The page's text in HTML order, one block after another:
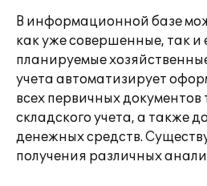
В информационной базе
как уже совершенные, так и
планируемые
учета автоматизирует
всех первичных документов
складского учета, а также
денежных средств.
получения различных